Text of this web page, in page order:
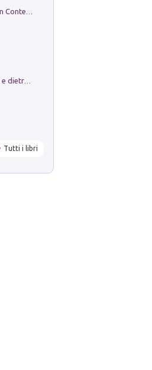
in alto! Livello A1. Con CD-Audio. Con Contenuto digitale per accesso on line
Tutti i libri